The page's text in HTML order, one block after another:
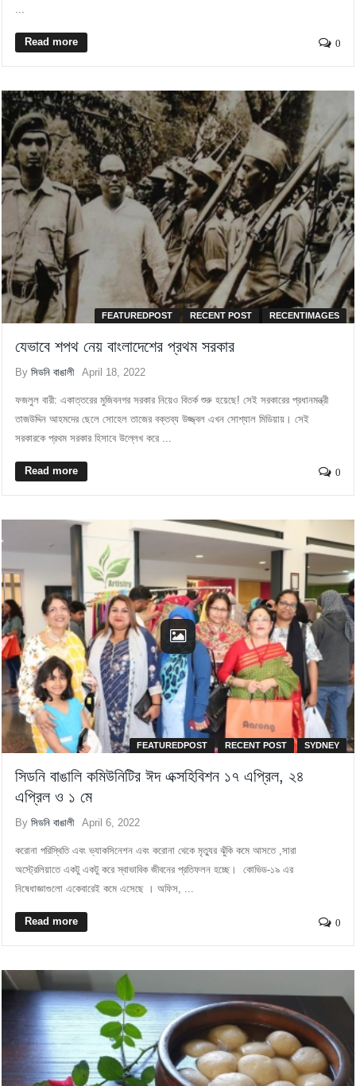
Read more 0
FEATUREDPOST RECENT POST RECENTIMAGES
যেভাবে শপথ নেয় বাংলাদেশের প্রথম সরকার
Byসিডনি বাঙালী April 18, 2022
ফজলুল বারী: একাত্তরের মুজিবনগর সরকার নিয়েও বিতর্ক শুরু হয়েছে! সেই সরকারের প্রধানমন্ত্রী
তাজউদ্দিন আহমদের ছেলে সোহেল তাজের বক্তব্য উজ্জ্বল এখন সোশ্যাল মিডিয়ায়। সেই
সরকারকে প্রথম সরকার হিসাবে উল্লেখ করে ...
Read more 0
FEATUREDPOST RECENT POST SYDNEY
সিডনি বাঙালি কমিউনিটির ঈদ এক্সহিবিশন ১৭ এপ্রিল, ২৪
এপ্রিল ও ১ মে
Byসিডনি বাঙালী April 6, 2022
করোনা পরিস্থিতি এবং ভ্যাকসিনেশন এবং করোনা থেকে মৃত্যুর ঝুঁকি কমে আসতে ,সারা
অস্ট্রেলিয়াতে একটু একটু করে স্বাভাবিক জীবনের প্রতিফলন হচ্ছে। কোভিড-১৯ এর
নিষেধাজ্ঞাগুলো একেবারেই কমে এসেছে । অফিস, ...
Read more 0